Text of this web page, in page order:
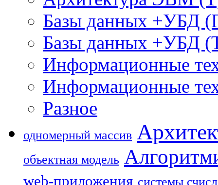
Базы данных +УБД
Базы данных +УБД
Информационные
Информационные
Разное
одномерный массив
объектная модель
web-приложения системы